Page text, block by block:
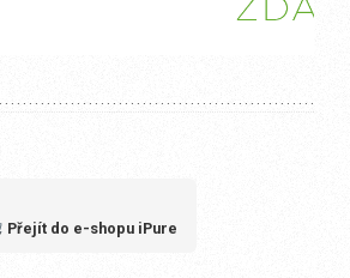
Přejít do e-shopu iPure